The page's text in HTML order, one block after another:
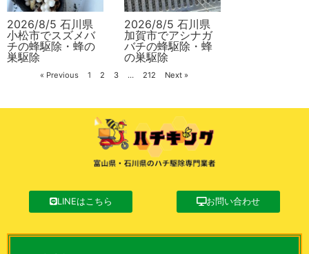
2026/8/5 石川県
小松市でスズメバ
チの蜂駆除・蜂の
巣駆除
2026/8/5 石川県
加賀市でアシナガ
バチの蜂駆除・蜂
の巣駆除
« Previous 1 2 3 … 212 Next »
LINEはこちら お問い合わせ